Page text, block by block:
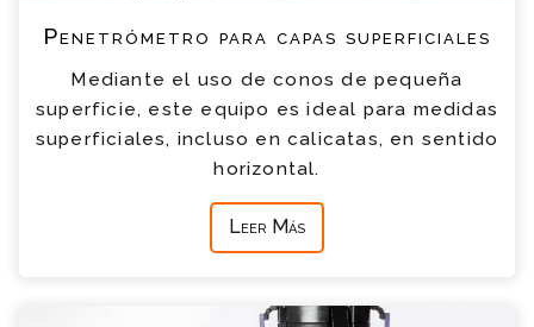
Penetrómetro para capas superficiales
Mediante el uso de conos de pequeña
superficie, este equipo es ideal para medidas
superficiales, incluso en calicatas, en sentido
horizontal.
Leer Más